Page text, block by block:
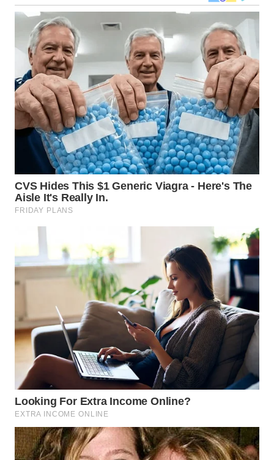
WN
NUSANTARA
WN
JOGJA
WN
JATIM
WN
BALI
WN
KALBAR
KALTENG
WN
KALSEL
KALTIM
SULSEL